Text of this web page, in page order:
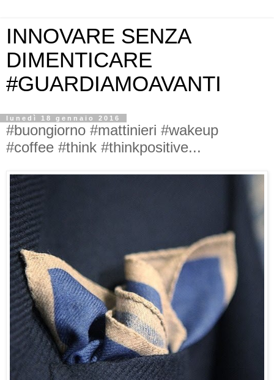
INNOVARE SENZA
DIMENTICARE
#GUARDIAMOAVANTI
lunedì 18 gennaio 2016
#buongiorno #mattinieri #wakeup
#coffee #think #thinkpositive...